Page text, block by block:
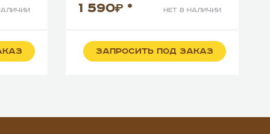
1 590 * нет в наличии
ЗАПРОСИТЬ ПОД ЗАКАЗ